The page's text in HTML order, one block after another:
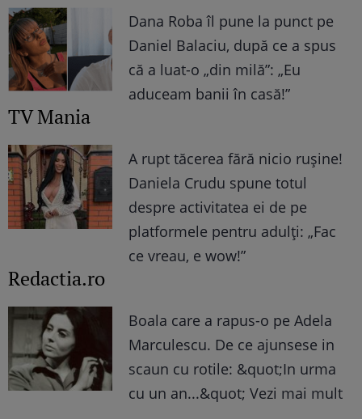
Dana Roba îl pune la punct pe
Daniel Balaciu, după ce a spus
că a luat-o „din milă”: „Eu
aduceam banii în casă!”
TV Mania
A rupt tăcerea fără nicio rușine!
Daniela Crudu spune totul
despre activitatea ei de pe
platformele pentru adulți: „Fac
ce vreau, e wow!”
Redactia.ro
Boala care a rapus-o pe Adela
Marculescu. De ce ajunsese in
scaun cu rotile: &quot;In urma
cu un an...&quot; Vezi mai mult